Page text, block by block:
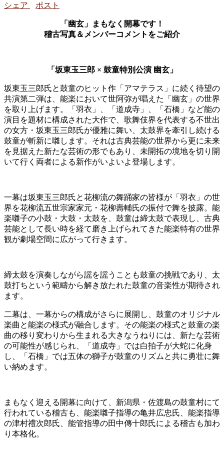
シェア ポスト
「幽玄」まもなく開幕です！
稽古写真＆メンバーコメントをご紹介
「坂東玉三郎 × 鼓童特別公演 幽玄」
坂東玉三郎氏と鼓童のヒット作「アマテラス」に続く待望の
共演第二弾は、能楽において世阿弥が唱えた「幽玄」の世界
を取り上げます。「羽衣」、「道成寺」、「石橋」など能の
演目を題材に構成された大作で、歌舞伎界を代表する不世出
の女方・坂東玉三郎氏が優雅に舞い、太鼓界を牽引し続ける
鼓童が斬新に囃します。それは古典芸能の世界から更に未来
を見据えた新たな芸術の形でもあり、未開拓の境地を切り開
いて行く両者による新作がいよいよ登場します。
一幕は坂東玉三郎氏と花柳流の舞踊家の皆様が「羽衣」の世
界を花柳流五世宗家家元・花柳壽輔氏の振付で舞を披露。能
楽囃子の小鼓・大鼓・太鼓を、鼓童は締太鼓で表現し、古典
芸能として長い時を経て磨き上げられてきた能楽特有の世界
観が劇場空間に広がって行きます。
締太鼓を演奏しながら謡を謡うことも鼓童の挑戦であり、太
鼓打ちという範疇から解き放たれた鼓童の音楽性が期待され
ます。
二幕は、一幕からの構成がさらに展開し、鼓童のオリジナル
楽曲と能楽の様式が融合します。その能楽の様式と鼓童の楽
曲の移り変わりから生まれる大きなうねりには、新たな芸術
の可能性が感じられ、「道成寺」では白拍子が大蛇に化身
し、「石橋」では五体の獅子が鼓童のリズムと共に勇壮に舞
い納めます。
まもなく迎える開幕に向けて、新潟県・佐渡島の鼓童村にて
行われている稽古も、能楽囃子指導の亀井広忠氏、能楽指導
の津村禮次郎氏、能管指導の田中傳十郎氏による稽古も加わ
り本格化。